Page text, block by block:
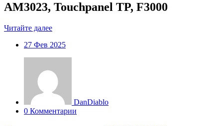
AM3023, Touchpanel TP, F3000
Читайте далее
27 Фев 2025
DanDiablo
0 Комментарии